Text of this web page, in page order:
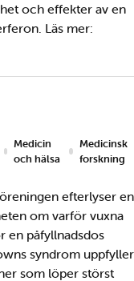
och effekter av en
Läs mer:
Medicin
och hälsa
Medicinsk
forskning
efterlyser en
om varför vuxna
en påfyllnadsdos
syndrom uppfyller
som löper störst